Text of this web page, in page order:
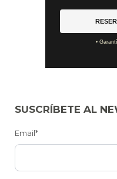
•
SUSCRÍBETE AL
Email*